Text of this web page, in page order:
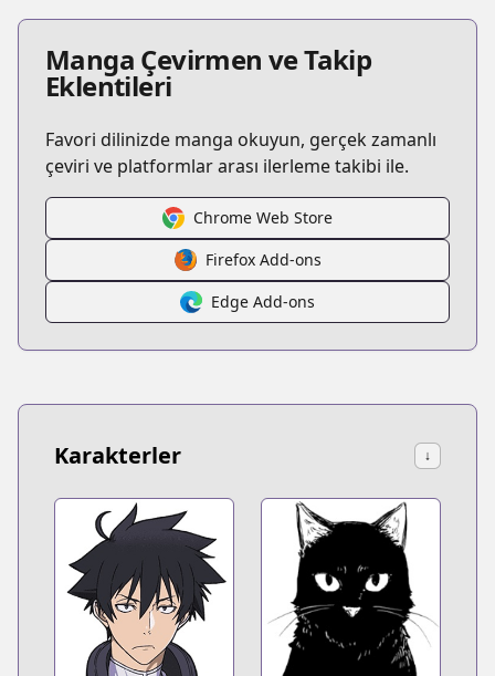
Manga Çevirmen ve Takip
Eklentileri
Favori dilinizde manga okuyun, gerçek zamanlı
çeviri ve platformlar arası ilerleme takibi ile.
Chrome Web Store
Firefox Add-ons
Edge Add-ons
Karakterler ↓